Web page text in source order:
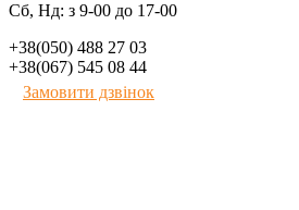
Сб, Нд: з 9-00 до 17-00
+38(050) 488 27 03
+38(067) 545 08 44
Замовити дзвінок